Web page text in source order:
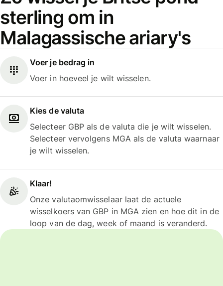
sterling om in
Malagassische ariary's
Voer je bedrag in
Voer in hoeveel je wilt wisselen.
Kies de valuta
Selecteer GBP als de valuta die je wilt wisselen.
Selecteer vervolgens MGA als de valuta waarnaar
je wilt wisselen.
Klaar!
Onze valutaomwisselaar laat de actuele
wisselkoers van GBP in MGA zien en hoe dit in de
loop van de dag, week of maand is veranderd.